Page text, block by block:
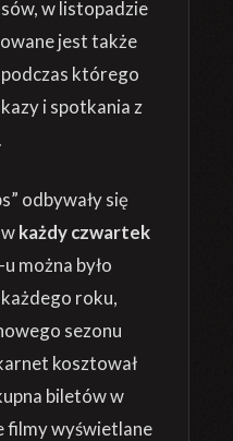
w listopadzie
jest także
podczas którego
i spotkania z
odbywały się
każdy czwartek
można było
roku,
sezonu
kosztował
biletów w
filmy wyświetlane